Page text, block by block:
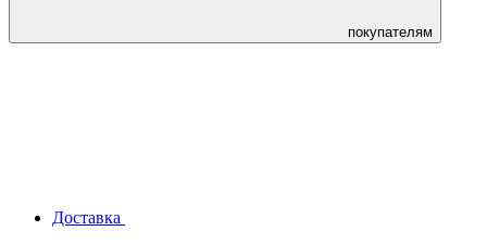
покупателям
Доставка